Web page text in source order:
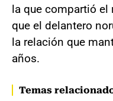
la que compartió
que el delantero
la relación que
años.
Temas